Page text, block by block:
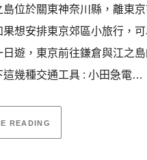
島位於關東神奈川縣，離東
果想安排東京郊區小旅行，
日遊，東京前往鎌倉與江之
這幾種交通工具 : 小田急電…
READING